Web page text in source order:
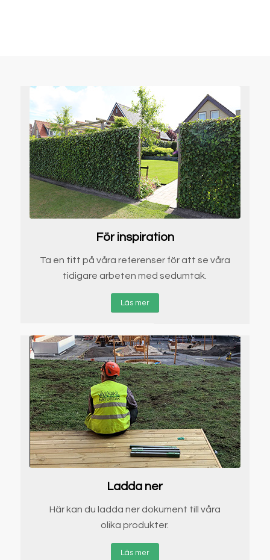
För inspiration
Ta en titt på våra referenser för att se våra
tidigare arbeten med sedumtak.
Läs mer
Ladda ner
Här kan du ladda ner dokument till våra
olika produkter.
Läs mer